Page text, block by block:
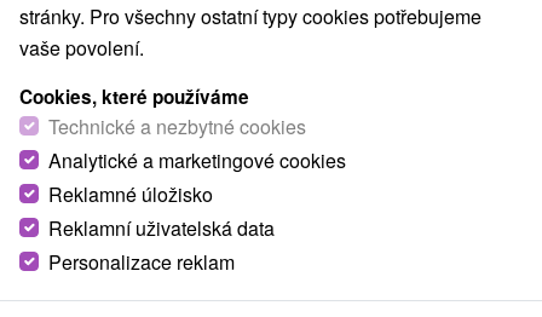
stránky. Pro všechny ostatní typy cookies potřebujeme
vaše povolení.
Cookies, které používáme
Technické a nezbytné cookies
Analytické a marketingové cookies
Reklamné úložisko
Reklamní uživatelská data
Personalizace reklam